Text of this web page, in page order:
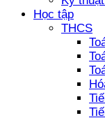
Học tập
THCS